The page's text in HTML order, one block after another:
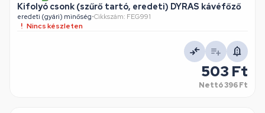
Kifolyó csonk (szűrő tartó, eredeti) DYRAS kávéfőző
eredeti (gyári) minőség•Cikkszám: FEG991
Nincs készleten
503 Ft
Nettó396 Ft